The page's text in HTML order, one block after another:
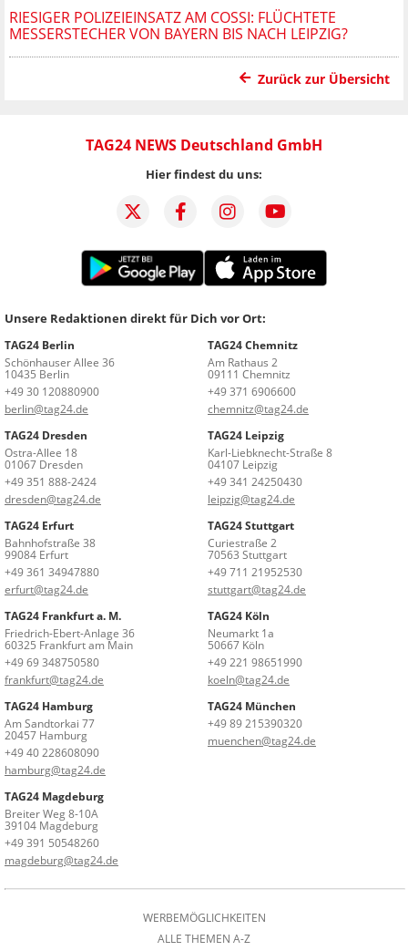
RIESIGER POLIZEIEINSATZ AM COSSI: FLÜCHTETE
MESSERSTECHER VON BAYERN BIS NACH LEIPZIG?
Zurück zur Übersicht
TAG24 NEWS Deutschland GmbH
Hier findest du uns:
Unsere Redaktionen direkt für Dich vor Ort:
TAG24 Berlin
Schönhauser Allee 36
10435 Berlin
+49 30 120880900
berlin@tag24.de
TAG24 Chemnitz
Am Rathaus 2
09111 Chemnitz
+49 371 6906600
chemnitz@tag24.de
TAG24 Dresden
Ostra-Allee 18
01067 Dresden
+49 351 888-2424
dresden@tag24.de
TAG24 Leipzig
Karl-Liebknecht-Straße 8
04107 Leipzig
+49 341 24250430
leipzig@tag24.de
TAG24 Erfurt
Bahnhofstraße 38
99084 Erfurt
+49 361 34947880
erfurt@tag24.de
TAG24 Stuttgart
Curiestraße 2
70563 Stuttgart
+49 711 21952530
stuttgart@tag24.de
TAG24 Frankfurt a. M.
Friedrich-Ebert-Anlage 36
60325 Frankfurt am Main
+49 69 348750580
frankfurt@tag24.de
TAG24 Köln
Neumarkt 1a
50667 Köln
+49 221 98651990
koeln@tag24.de
TAG24 Hamburg
Am Sandtorkai 77
20457 Hamburg
+49 40 228608090
hamburg@tag24.de
TAG24 München
+49 89 215390320
muenchen@tag24.de
TAG24 Magdeburg
Breiter Weg 8-10A
39104 Magdeburg
+49 391 50548260
magdeburg@tag24.de
WERBEMÖGLICHKEITEN
ALLE THEMEN A-Z